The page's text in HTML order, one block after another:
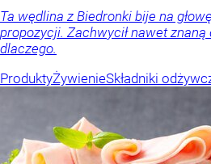
Ta wędlina z Biedronki bije na
propozycji. Zachwycił nawet
dlaczego.
ProduktyŻywienieSkładniki